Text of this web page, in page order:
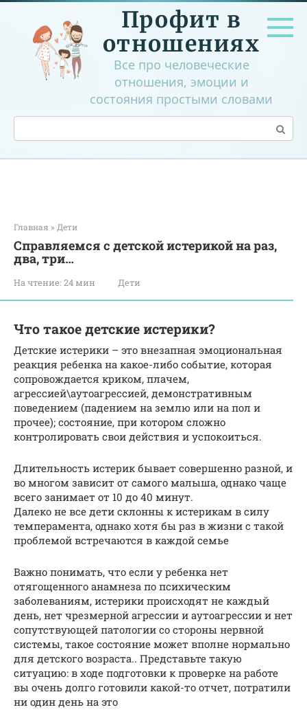
Перейти
контенту
Профит в
отношениях
Все про человеческие
отношения, эмоции и
состояния простыми словами
Поиск:
Главная » Дети
Справляемся с детской истерикой на раз,
два, три…
На чтение: 24 мин Дети
Что такое детские истерики?
Детские истерики – это внезапная эмоциональная
реакция ребенка на какое-либо событие, которая
сопровождается криком, плачем,
агрессией\аутоагрессией, демонстративным
поведением (падением на землю или на пол и
прочее); состояние, при котором сложно
контролировать свои действия и успокоиться.
Длительность истерик бывает совершенно разной, и
во многом зависит от самого малыша, однако чаще
всего занимает от 10 до 40 минут.
Далеко не все дети склонны к истерикам в силу
темперамента, однако хотя бы раз в жизни с такой
проблемой встречаются в каждой семье
Важно понимать, что если у ребенка нет
отягощенного анамнеза по психическим
заболеваниям, истерики происходят не каждый
день, нет чрезмерной агрессии и аутоагрессии и нет
сопутствующей патологии со стороны нервной
системы, такое состояние может вполне нормально
для детского возраста.. Представьте такую
ситуацию: в ходе подготовки к проверке на работе
вы очень долго готовили какой-то отчет, потратили
ни один день на это